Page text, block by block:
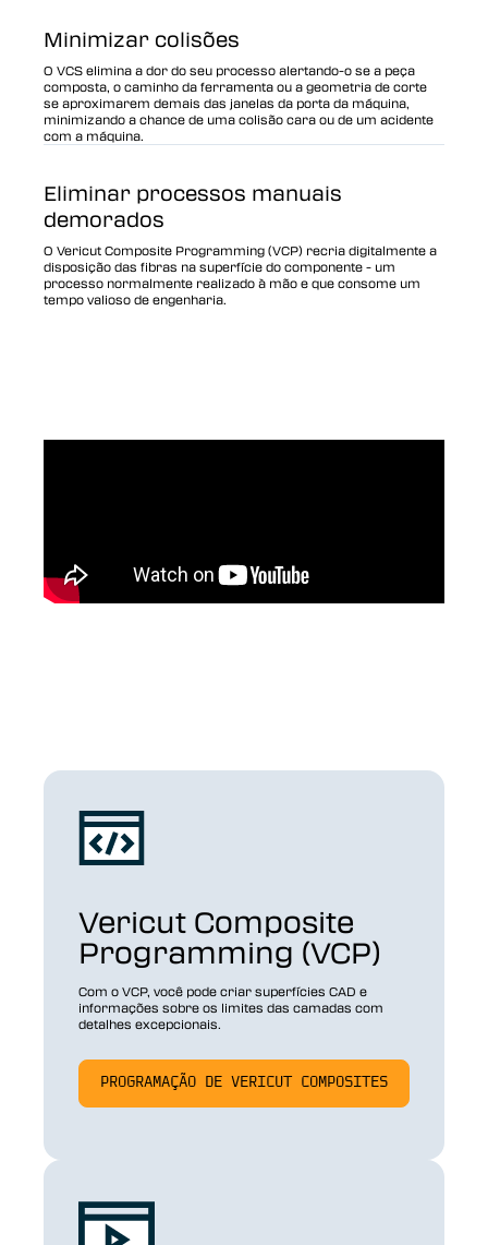
Minimizar colisões
O VCS elimina a dor do seu processo alertando-o se a peça
composta, o caminho da ferramenta ou a geometria de corte
se aproximarem demais das janelas da porta da máquina,
minimizando a chance de uma colisão cara ou de um acidente
com a máquina.
Eliminar processos manuais
demorados
O Vericut Composite Programming (VCP) recria digitalmente a
disposição das fibras na superfície do componente - um
processo normalmente realizado à mão e que consome um
tempo valioso de engenharia.
Vericut Composite
Programming (VCP)
Com o VCP, você pode criar superfícies CAD e
informações sobre os limites das camadas com
detalhes excepcionais.
PROGRAMAÇÃO DE VERICUT COMPOSITES